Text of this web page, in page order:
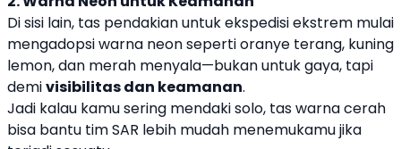
Di sisi lain, tas pendakian untuk ekspedisi ekstrem mulai
mengadopsi warna neon seperti oranye terang, kuning
lemon, dan merah menyala—bukan untuk gaya, tapi
demivisibilitas dan keamanan.
Jadi kalau kamu sering mendaki solo, tas warna cerah
bisa bantu tim SAR lebih mudah menemukamu jika